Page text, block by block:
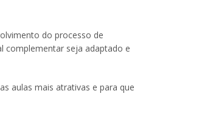
do processo de
complementar seja adaptado e
aulas mais atrativas e para que